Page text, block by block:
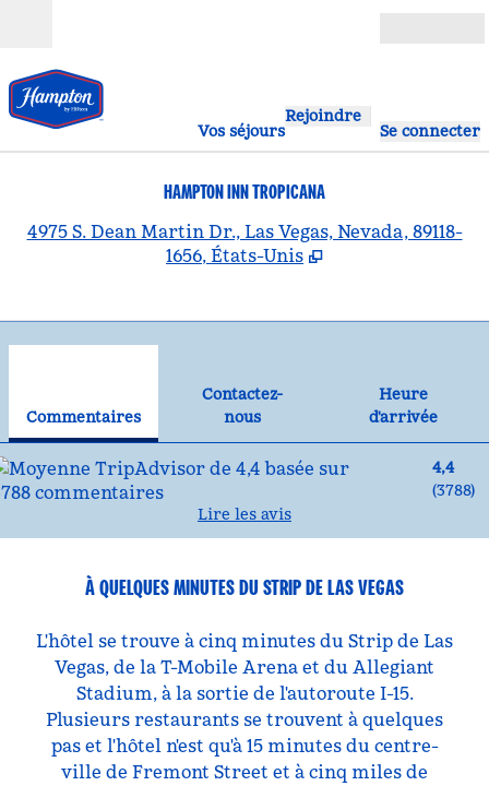
Vos séjours
Rejoindre
Se connecter
HAMPTON INN TROPICANA
4975 S. Dean Martin Dr., Las Vegas, Nevada, 89118-
1656, États-Unis
Commentaires
Contactez-
nous
Contactez-nous
Heure
d'arrivée
4,4
(3788)
Lire les avis
À QUELQUES MINUTES DU STRIP DE LAS VEGAS
L'hôtel se trouve à cinq minutes du Strip de Las
Vegas, de la T-Mobile Arena et du Allegiant
Stadium, à la sortie de l'autoroute I-15.
Plusieurs restaurants se trouvent à quelques
pas et l'hôtel n'est qu'à 15 minutes du centre-
ville de Fremont Street et à cinq miles de